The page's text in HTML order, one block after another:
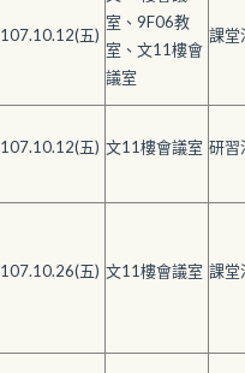
107.10.12(五)
室、9F06教
室、文11樓會
議室
課堂
107.10.12(五) 文11樓會議室 研習
107.10.26(五) 文11樓會議室 課堂